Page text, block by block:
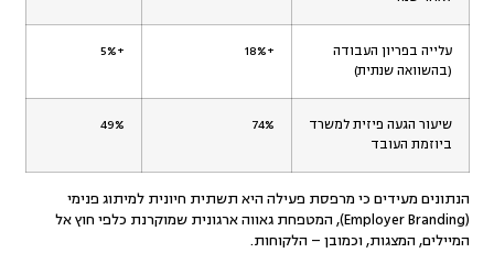
עלייה בפריון העבודה
(בהשוואה שנתית)
+18%
+5%
שיעור הגעה פיזית למשרד
ביוזמת העובד
74%
49%
הנתונים מעידים כי מרפסת פעילה היא תשתית חיונית למיתוג פנימי
(Employer Branding)
, המטפחת גאווה ארגונית שמוקרנת כלפי חוץ אל
המיילים, המצגות, וכמובן – הלקוחות.